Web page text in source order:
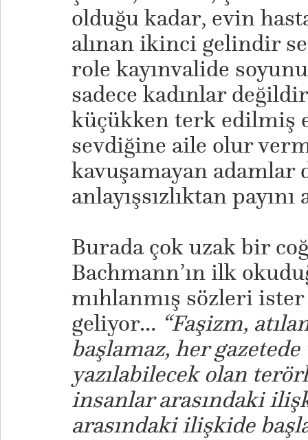
olduğu kadar, evin
alınan ikinci gelindir
role kayınvalide
sadece kadınlar
küçükken terk edilmiş
sevdiğine aile olur
kavuşamayan adamlar
anlayışsızlıktan payını
Burada çok uzak bir
Bachmann’ın ilk
mıhlanmış sözleri
geliyor… “Faşizm,
başlamaz, her
yazılabilecek olan
insanlar arasındaki
arasındaki ilişkide